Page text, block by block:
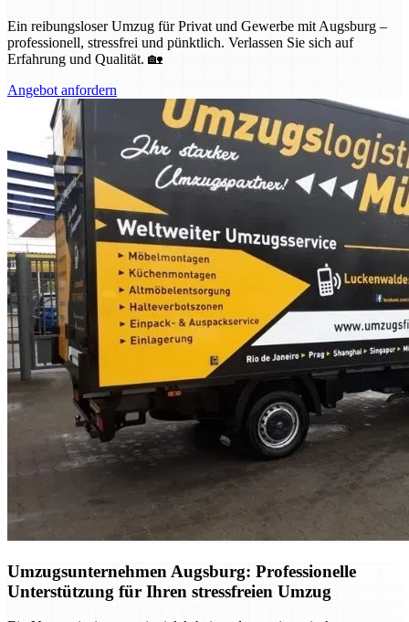
Ein reibungsloser Umzug für Privat und Gewerbe mit Augsburg –
professionell, stressfrei und pünktlich. Verlassen Sie sich auf
Erfahrung und Qualität. 🏡
Angebot anfordern
Umzugsunternehmen Augsburg: Professionelle
Unterstützung für Ihren stressfreien Umzug